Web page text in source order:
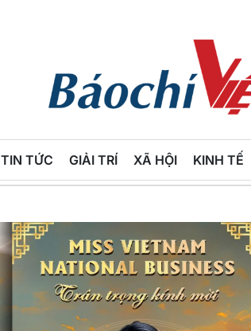
Chí
Việt
TIN TỨC GIẢI TRÍ XÃ HỘI KINH TẾ